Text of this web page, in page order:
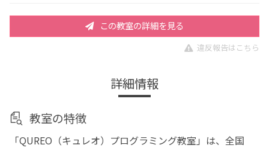
この教室の詳細を見る
違反報告はこちら
詳細情報
教室の特徴
「QUREO（キュレオ）プログラミング教室」は、全国